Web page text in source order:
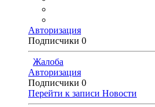
Авторизация
Подписчики 0
Жалоба
Авторизация
Подписчики 0
Перейти к записи Новости